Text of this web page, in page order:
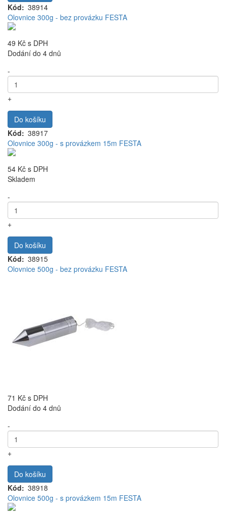
Kód
38914
Olovnice 300g - bez provázku FESTA
49 Kč s DPH
Dodání do 4 dnů
-
+
Do košíku
Kód
38917
Olovnice 300g - s provázkem 15m FESTA
54 Kč s DPH
Skladem
-
+
Do košíku
Kód
38915
Olovnice 500g - bez provázku FESTA
71 Kč s DPH
Dodání do 4 dnů
-
+
Do košíku
Kód
38918
Olovnice 500g - s provázkem 15m FESTA